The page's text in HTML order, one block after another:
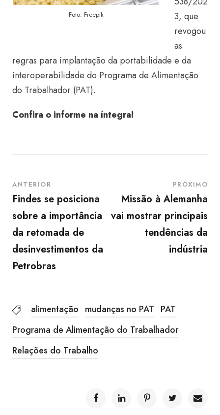
Foto: Freepik
3, que
revogou
as
regras para implantação da portabilidade e da
interoperabilidade do Programa de Alimentação
do Trabalhador (PAT).
Confira o informe na íntegra!
ANTERIOR
Findes se posiciona
sobre a importância
da retomada de
desinvestimentos da
Petrobras
PRÓXIMO
Missão à Alemanha
vai mostrar principais
tendências da
indústria
alimentação mudanças no PAT PAT
Programa de Alimentação do Trabalhador
Relações do Trabalho